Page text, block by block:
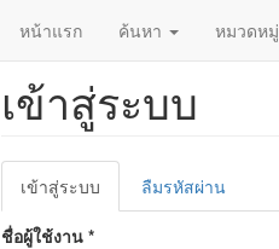
หน้าแรก ค้นหา หมวดหมู่
เข้าสู่ระบบ
Primary
tabs
เข้าสู่ระบบ
ปัจจุบัน)
ลืมรหัสผ่าน
ชื่อผู้ใช้งาน *